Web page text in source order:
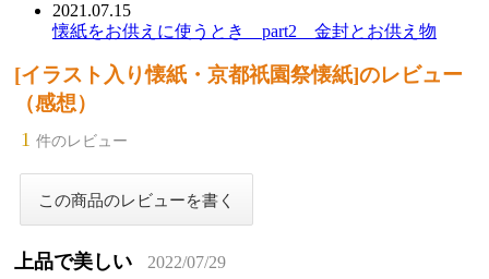
2021.07.15
懐紙をお供えに使うとき part2 金封とお供え物
[イラスト入り懐紙・京都祇園祭懐紙]のレビュー
（感想）
1 件のレビュー
上品で美しい
2022/07/29